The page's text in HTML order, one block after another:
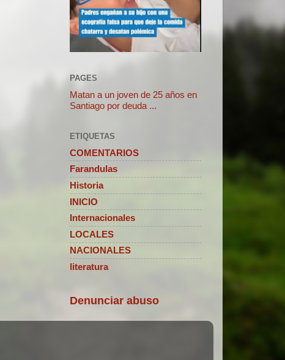
PAGES
Matan a un joven de 25 años en
Santiago por deuda ...
ETIQUETAS
COMENTARIOS
Farandulas
Historia
INICIO
Internacionales
LOCALES
NACIONALES
literatura
Denunciar abuso